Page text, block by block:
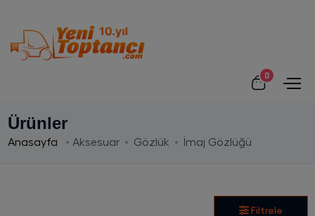
0
Ürünler
Anasayfa Aksesuar Gözlük İmaj Gözlüğü
Filtrele